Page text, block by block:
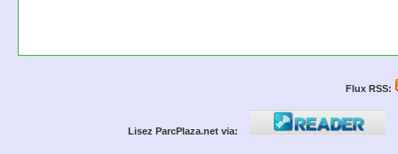
Flux RSS:
Lisez ParcPlaza.net via: